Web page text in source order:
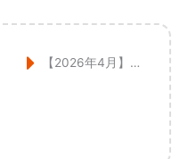
【2026年4月】土曜営業日